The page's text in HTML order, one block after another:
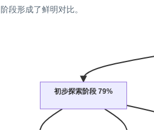
阶段形成了鲜明对比。
初步探索阶段 79%